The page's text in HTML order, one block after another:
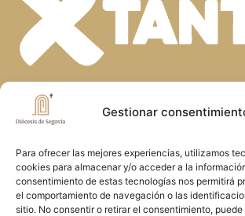
Gestionar
Para ofrecer las mejores experiencias, utilizamos
cookies para almacenar y/o acceder a la
consentimiento de estas tecnologías nos permitirá
el comportamiento de navegación o las
sitio. No consentir o retirar el consentimiento,
En la diversidad de dones que
la riqueza de nuestra fe.
oración y el servicio,
el Reino de Dios en Segovia,